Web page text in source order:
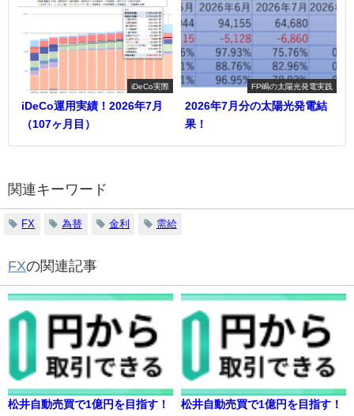
iDeCo実際
iDeCo運用実績！2026年7月
（107ヶ月目）
FP嶋の太陽光発電実践
2026年7月分の太陽光発電結
果！
関連キーワード
FX 為替 金利 需給
FXの関連記事
松井自動売買で1億円を目指す！
松井自動売買で1億円を目指す！